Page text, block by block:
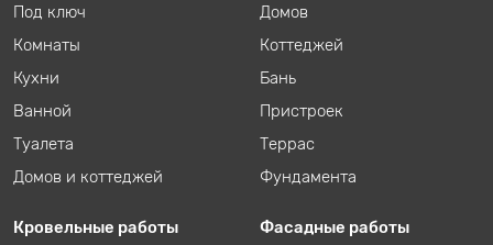
Под ключ
Комнаты
Кухни
Ванной
Туалета
Домов и коттеджей
Домов
Коттеджей
Бань
Пристроек
Террас
Фундамента
Кровельные работы
Фасадные работы